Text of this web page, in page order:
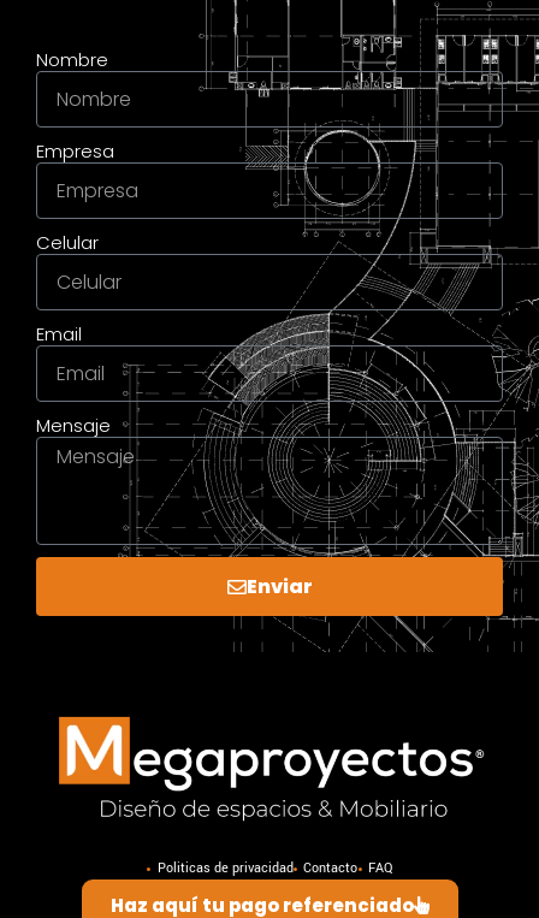
Nombre
Empresa
Celular
Email
Mensaje
Enviar
Politicas de privacidad Contacto FAQ
Haz aquí tu pago referenciado